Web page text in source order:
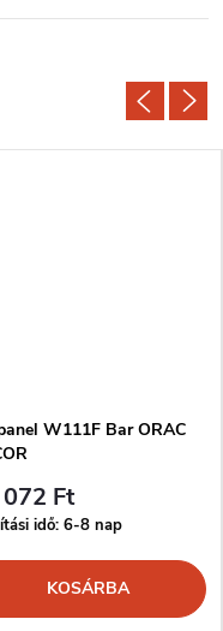
W111F Bar ORAC
Ft
idő: 6-8 nap
KOSÁRBA